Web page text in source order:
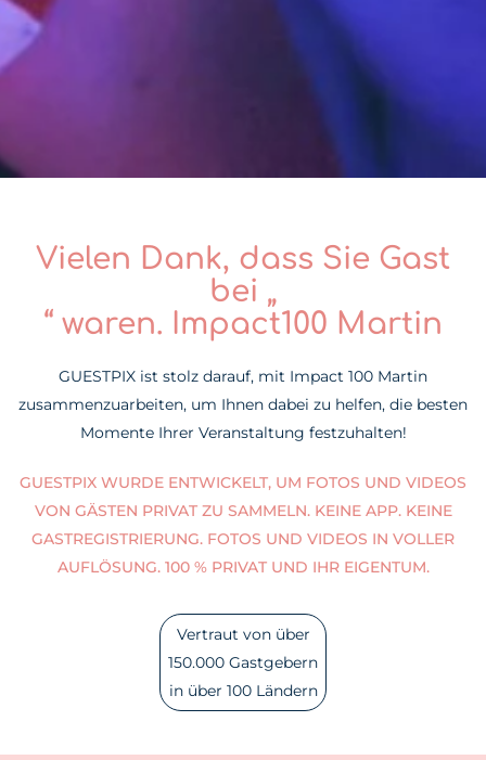
Vielen Dank, dass Sie Gast
bei „
“ waren. Impact100 Martin
GUESTPIX ist stolz darauf, mit Impact 100 Martin
zusammenzuarbeiten, um Ihnen dabei zu helfen, die besten
Momente Ihrer Veranstaltung festzuhalten!
GUESTPIX WURDE ENTWICKELT, UM FOTOS UND VIDEOS
VON GÄSTEN PRIVAT ZU SAMMELN. KEINE APP. KEINE
GASTREGISTRIERUNG. FOTOS UND VIDEOS IN VOLLER
AUFLÖSUNG. 100 % PRIVAT UND IHR EIGENTUM.
Vertraut von über
150.000 Gastgebern
in über 100 Ländern